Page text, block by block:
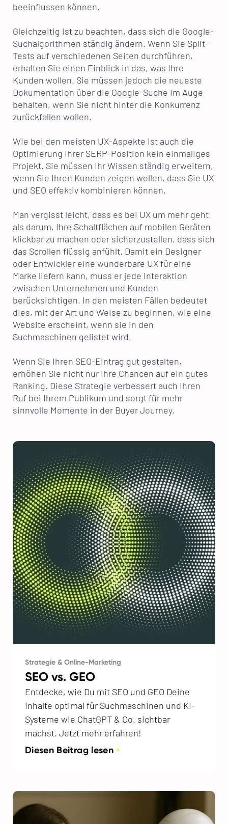
beeinflussen können.
Gleichzeitig ist zu beachten, dass sich die Google-
Suchalgorithmen ständig ändern. Wenn Sie Split-
Tests auf verschiedenen Seiten durchführen,
erhalten Sie einen Einblick in das, was Ihre
Kunden wollen. Sie müssen jedoch die neueste
Dokumentation über die Google-Suche im Auge
behalten, wenn Sie nicht hinter die Konkurrenz
zurückfallen wollen.
Wie bei den meisten UX-Aspekte ist auch die
Optimierung Ihrer SERP-Position kein einmaliges
Projekt. Sie müssen Ihr Wissen ständig erweitern,
wenn Sie Ihren Kunden zeigen wollen, dass Sie UX
und SEO effektiv kombinieren können.
Man vergisst leicht, dass es bei UX um mehr geht
als darum, Ihre Schaltflächen auf mobilen Geräten
klickbar zu machen oder sicherzustellen, dass sich
das Scrollen flüssig anfühlt. Damit ein Designer
oder Entwickler eine wunderbare UX für eine
Marke liefern kann, muss er jede Interaktion
zwischen Unternehmen und Kunden
berücksichtigen. In den meisten Fällen bedeutet
dies, mit der Art und Weise zu beginnen, wie eine
Website erscheint, wenn sie in den
Suchmaschinen gelistet wird.
Wenn Sie Ihren SEO-Eintrag gut gestalten,
erhöhen Sie nicht nur Ihre Chancen auf ein gutes
Ranking. Diese Strategie verbessert auch Ihren
Ruf bei Ihrem Publikum und sorgt für mehr
sinnvolle Momente in der Buyer Journey.
Strategie & Online-Marketing
SEO vs. GEO
Entdecke, wie Du mit SEO und GEO Deine
Inhalte optimal für Suchmaschinen und KI-
Systeme wie ChatGPT & Co. sichtbar
machst. Jetzt mehr erfahren!
Diesen Beitrag lesen